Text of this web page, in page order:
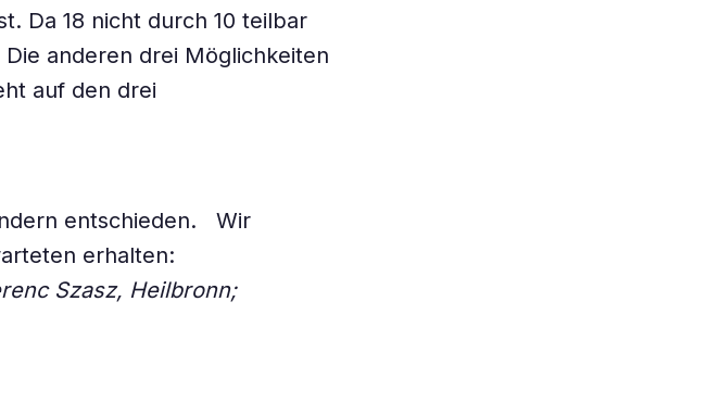
Da 18 nicht durch 10 teilbar
anderen drei Möglichkeiten
auf den drei
entschieden. Wir
erhalten:
Szasz, Heilbronn;